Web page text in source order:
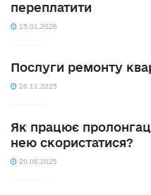
переплатити
15.01.2026
Послуги ремонту
26.11.2025
Як працює
нею скористатися?
20.06.2025